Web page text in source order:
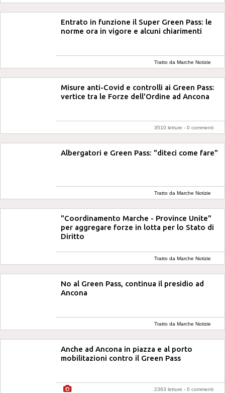
Entrato in funzione il Super Green Pass: le
norme ora in vigore e alcuni chiarimenti
Tratto da Marche Notizie
Misure anti-Covid e controlli ai Green Pass:
vertice tra le Forze dell'Ordine ad Ancona
3510 letture - 0 commenti
Albergatori e Green Pass: "diteci come fare"
Tratto da Marche Notizie
"Coordinamento Marche - Province Unite"
per aggregare forze in lotta per lo Stato di
Diritto
Tratto da Marche Notizie
No al Green Pass, continua il presidio ad
Ancona
Tratto da Marche Notizie
Anche ad Ancona in piazza e al porto
mobilitazioni contro il Green Pass
2363 letture - 0 commenti